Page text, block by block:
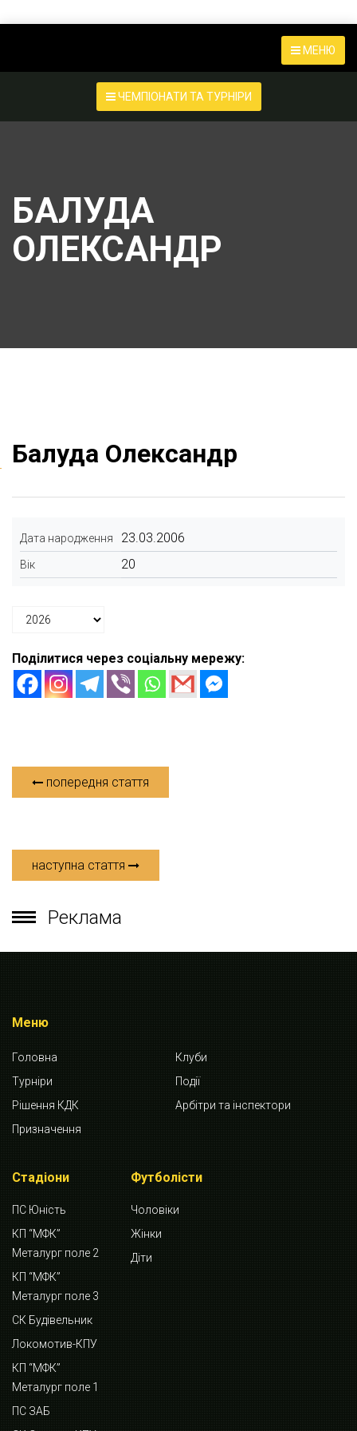
МЕНЮ
ЧЕМПІОНАТИ ТА ТУРНІРИ
БАЛУДА
ОЛЕКСАНДР
Балуда Олександр
Дата народження 23.03.2006
Вік 20
Поділитися через соціальну мережу:
попередня стаття
наступна стаття
Реклама
Меню
Головна
Клуби
Турніри
Події
Рішення КДК
Арбітри та інспектори
Призначення
Стадіони
ПС Юність
КП “МФК”
Металург поле 2
КП “МФК”
Металург поле 3
СК Будівельник
Локомотив-КПУ
КП “МФК”
Металург поле 1
ПС ЗАБ
Футболісти
Чоловіки
Жінки
Діти